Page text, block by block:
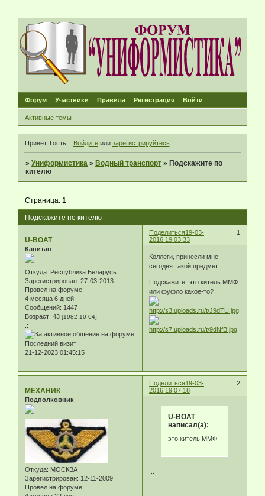
Форум Участники Правила Регистрация Войти
Активные темы
Привет, Гость! Войдитеили зарегистрируйтесь.
»Униформистика » Водный транспорт » Подскажите по
кителю
Подскажите по кителю
Страница:1
Поделиться 1
19-03-
2016 19:03:33
U-BOAT
Капитан
Откуда: Республика Беларусь
Зарегистрирован: 27-03-2013
Провел на форуме:
4 месяца 6 дней
Сообщений: 1447
Возраст: 43 [1982-10-04]
.:
Последний визит:
21-12-2023 01:45:15
Коллеги, принесли мне
сегодня такой предмет.
Подскажите, это китель ММФ
или фуфло какое-то?
Поделиться 2
19-03-
2016 19:07:18
МЕХАНИК
Подполковник
Откуда: МОСКВА
Зарегистрирован: 12-11-2009
Провел на форуме:
U-BOAT
написал(а):
это китель ММФ